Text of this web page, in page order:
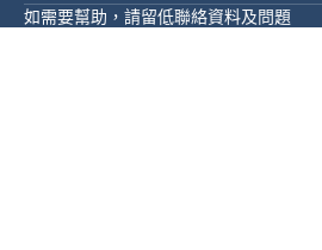
如需要幫助，請留低聯絡資料及問題